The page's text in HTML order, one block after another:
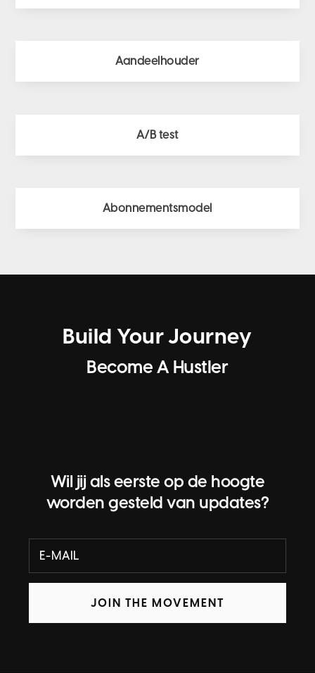
Aandeelhouder
A/B test
Abonnementsmodel
Build Your Journey
Become A Hustler
Wil jij als eerste op de hoogte
worden gesteld van updates?
JOIN THE MOVEMENT